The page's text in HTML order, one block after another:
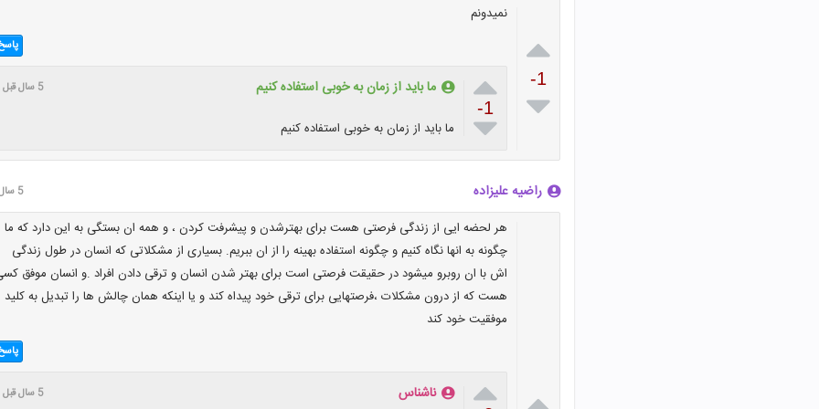

-1

نمیدونم

-1

ما باید از زمان به خوبی استفاده کنیم 5 سال قبل
ما باید از زمان به خوبی استفاده کنیم
راضیه علیزاده 5 سال قبل
هر لحضه ایی از زندگی فرصتی هست برای بهترشدن و پیشرفت کردن ، و همه ان بستگی به این دارد که ما
چگونه به انها نگاه کنیم و چگونه استفاده بهینه را از ان ببریم. بسیاری از مشکلاتی که انسان در طول زندگی
اش با ان روبرو میشود در حقیقت فرصتی است برای بهتر شدن انسان و ترقی دادن افراد .و انسان موفق
هست که از درون مشکلات ،فرصتهایی برای ترقی خود پیداه کند و یا اینکه همان چالش ها را تبدیل به کلید
موفقیت خود کند
 ناشناس 5 سال قبل